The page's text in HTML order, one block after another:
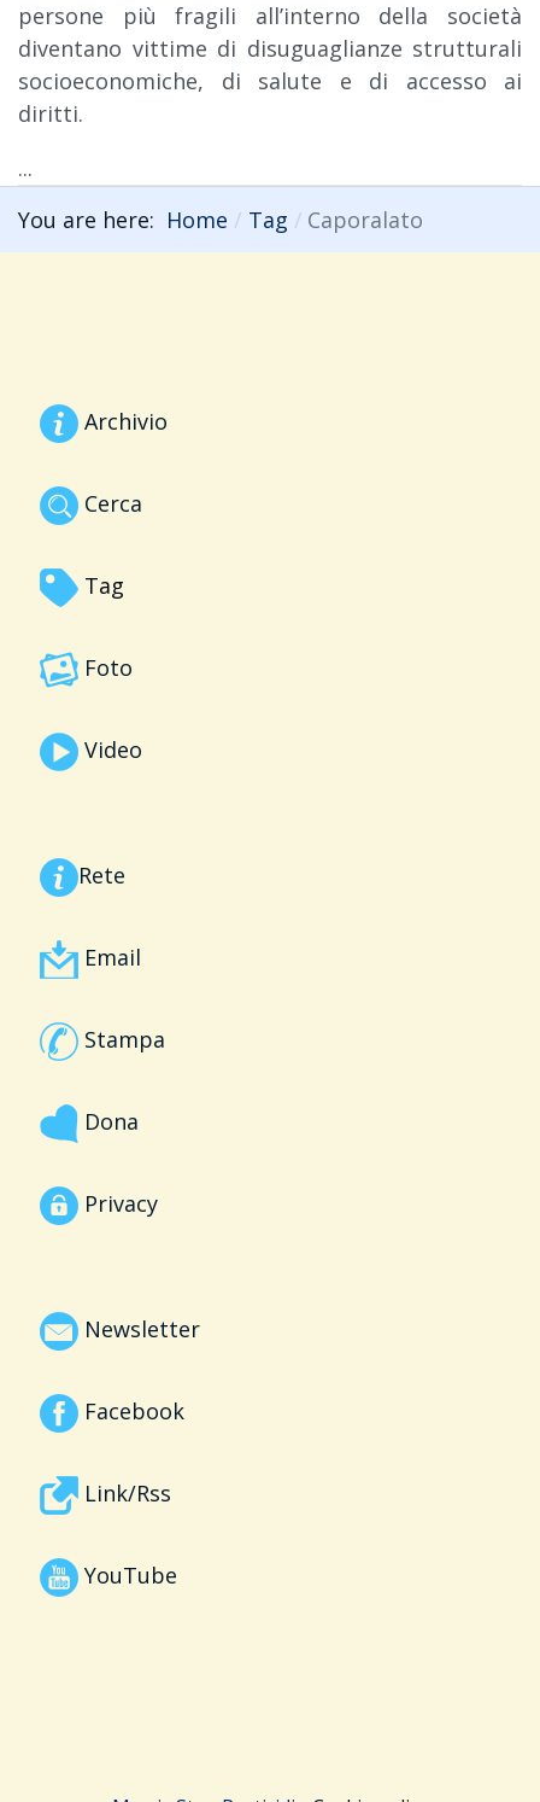
persone più fragili all’interno della società
diventano vittime di disuguaglianze strutturali
socioeconomiche, di salute e di accesso ai
diritti.
...
You are here: Home Tag Caporalato
Archivio
Cerca
Tag
Foto
Video
Rete
Email
Stampa
Dona
Privacy
Newsletter
Facebook
Link/Rss
YouTube